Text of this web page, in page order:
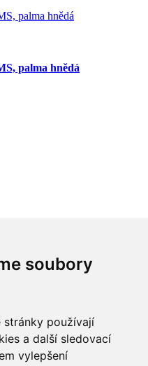
soubory
stránky používají
a další sledovací
vylepšení
palma hnědá